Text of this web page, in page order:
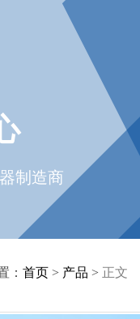
制造商
： 首页 > 产品 > 正文